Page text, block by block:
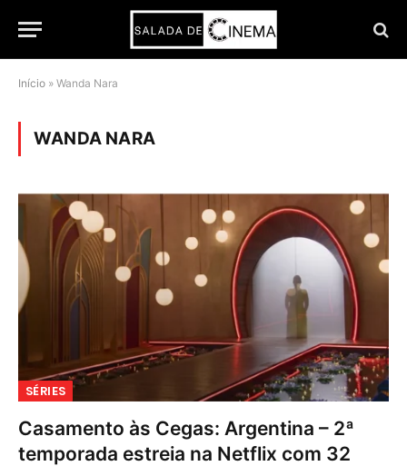
Início » Wanda Nara
WANDA NARA
SÉRIES
Casamento às Cegas: Argentina – 2ª
temporada estreia na Netflix com 32